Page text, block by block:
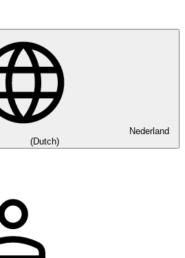
Nederland
(Dutch)